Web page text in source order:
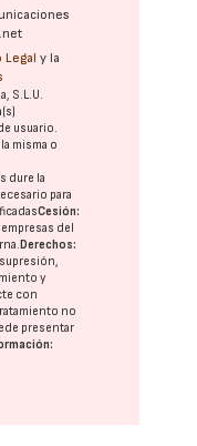
Legal y la
S.L.U.
usuario.
misma o
dure la
para
Cesión:
empresas del
Derechos:
y
con
no
presentar